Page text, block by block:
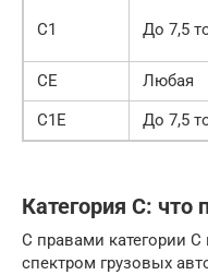
C1 До 7,5
CE
Любая
C1E
До 7,5
Категория C: что
С правами категории
спектром грузовых